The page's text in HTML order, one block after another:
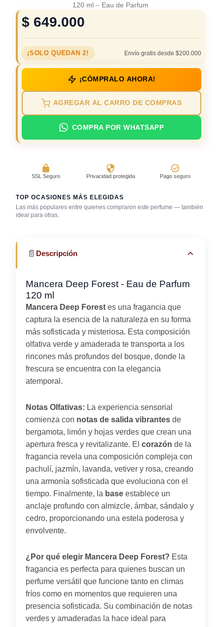
120 ml – Eau de Parfum
$ 649.000
¡SOLO QUEDAN 2! Envío gratis desde $200.000
¡CÓMPRALO AHORA!
AGREGAR AL CARRO DE COMPRAS
COMPRA POR WHATSAPP
SSL Seguro Privacidad protegida Pago seguro
TOP OCASIONES MÁS ELEGIDAS
Las más populares entre quienes compraron este perfume — también
ideal para otras.
Bar / cocteles
📄 Descripción
Mancera Deep Forest - Eau de Parfum
120 ml
Mancera Deep Forest es una fragancia que
captura la esencia de la naturaleza en su forma
más sofisticada y misteriosa. Esta composición
olfativa verde y amaderada te transporta a los
rincones más profundos del bosque, donde la
frescura se encuentra con la elegancia
atemporal.
Notas Olfativas: La experiencia sensorial
comienza con notas de salida vibrantes de
bergamota, limón y hojas verdes que crean una
apertura fresca y revitalizante. El corazón de la
fragancia revela una composición compleja con
pachulí, jazmín, lavanda, vetiver y rosa, creando
una armonía sofisticada que evoluciona con el
tiempo. Finalmente, la base establece un
anclaje profundo con almizcle, ámbar, sándalo y
cedro, proporcionando una estela poderosa y
envolvente.
¿Por qué elegir Mancera Deep Forest? Esta
fragancia es perfecta para quienes buscan un
perfume versátil que funcione tanto en climas
fríos como en momentos que requieren una
presencia sofisticada. Su combinación de notas
verdes y amaderadas la hace ideal para